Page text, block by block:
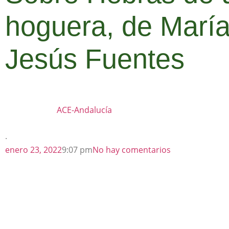
hoguera, de
Jesús Fuentes
ACE-Andalucía
·
enero 23, 20229:07 pmNo hay comentarios